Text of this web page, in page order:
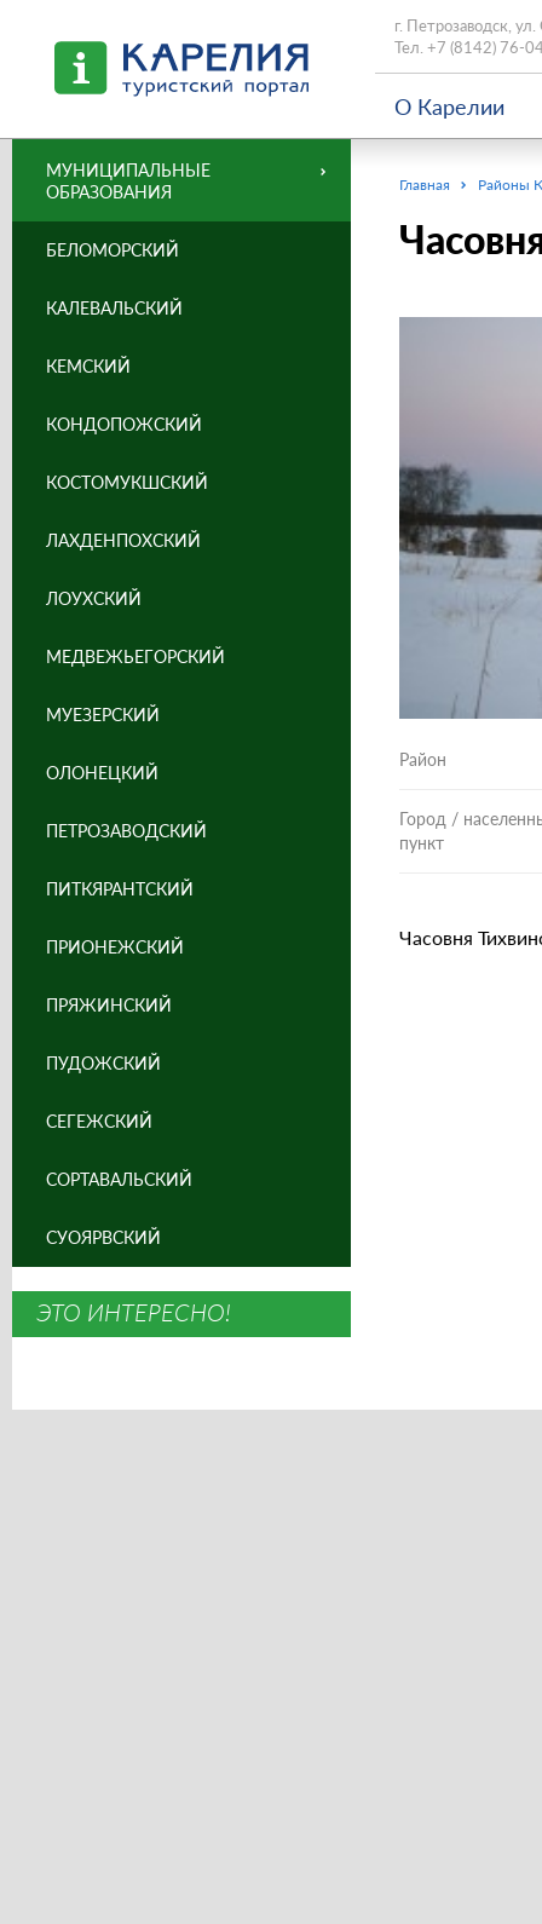
г. Петрозаводск,
Тел. +7 (8142) 76-
О Карелии
Главная Районы
Район
Город /
пункт
Часовня
МУНИЦИПАЛЬНЫЕ
ОБРАЗОВАНИЯ
БЕЛОМОРСКИЙ
КАЛЕВАЛЬСКИЙ
КЕМСКИЙ
КОНДОПОЖСКИЙ
КОСТОМУКШСКИЙ
ЛАХДЕНПОХСКИЙ
ЛОУХСКИЙ
МЕДВЕЖЬЕГОРСКИЙ
МУЕЗЕРСКИЙ
ОЛОНЕЦКИЙ
ПЕТРОЗАВОДСКИЙ
ПИТКЯРАНТСКИЙ
ПРИОНЕЖСКИЙ
ПРЯЖИНСКИЙ
ПУДОЖСКИЙ
СЕГЕЖСКИЙ
СОРТАВАЛЬСКИЙ
СУОЯРВСКИЙ
ЭТО ИНТЕРЕСНО!